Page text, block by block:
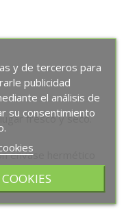
fresco y seco.
envase hermético
y de terceros para
publicidad
el análisis de
su consentimiento